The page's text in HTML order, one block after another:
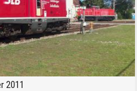
September 2011.
2011